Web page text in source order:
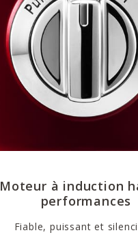
Moteur à induction
performances
Fiable, puissant et